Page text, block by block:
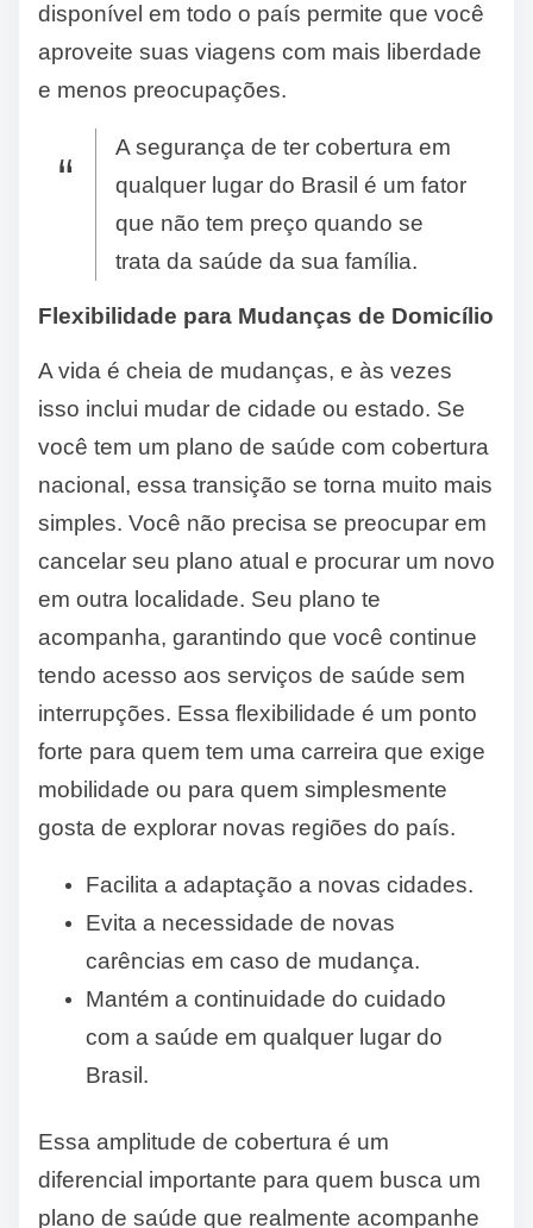
disponível em todo o país permite que você
aproveite suas viagens com mais liberdade
e menos preocupações.
A segurança de ter cobertura em
qualquer lugar do Brasil é um fator
que não tem preço quando se
trata da saúde da sua família.
Flexibilidade para Mudanças de Domicílio
A vida é cheia de mudanças, e às vezes
isso inclui mudar de cidade ou estado. Se
você tem um plano de saúde com cobertura
nacional, essa transição se torna muito mais
simples. Você não precisa se preocupar em
cancelar seu plano atual e procurar um novo
em outra localidade. Seu plano te
acompanha, garantindo que você continue
tendo acesso aos serviços de saúde sem
interrupções. Essa flexibilidade é um ponto
forte para quem tem uma carreira que exige
mobilidade ou para quem simplesmente
gosta de explorar novas regiões do país.
Facilita a adaptação a novas cidades.
Evita a necessidade de novas
carências em caso de mudança.
Mantém a continuidade do cuidado
com a saúde em qualquer lugar do
Brasil.
Essa amplitude de cobertura é um
diferencial importante para quem busca um
plano de saúde que realmente acompanhe